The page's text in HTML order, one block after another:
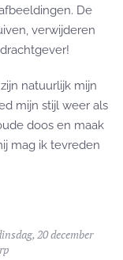
De
verwijderen
natuurlijk mijn
mijn stijl weer als
doos en maak
mag ik tevreden
20 december